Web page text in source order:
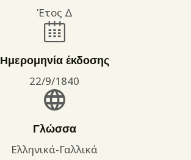
Έτος Δ
Ημερομηνία έκδοσης
22/9/1840
Γλώσσα
Ελληνικά-Γαλλικά